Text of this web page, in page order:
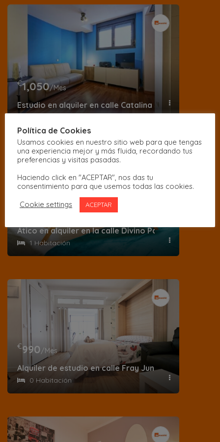
€1,050/Mes
Estudio en alquiler en calle Catalina Suárez
€1,350
Ático en alquiler en la calle Divino Pastor
1 Habitación
€990/Mes
Alquiler de estudio en calle Fray Junípero Serra
0 Habitación
Política de Cookies
Usamos cookies en nuestro sitio web para que tengas
una experiencia mejor y más fluida, recordando tus
preferencias y visitas pasadas.
Haciendo click en "ACEPTAR", nos das tu
consentimiento para que usemos todas las cookies.
Cookie settings
ACEPTAR